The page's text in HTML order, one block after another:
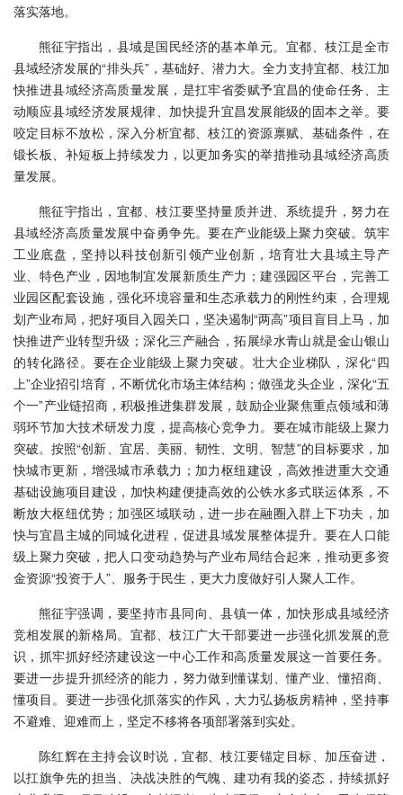
落实落地。
熊征宇指出，县域是国民经济的基本单元。宜都、枝江是全市
县域经济发展的“排头兵”，基础好、潜力大。全力支持宜都、枝江加
快推进县域经济高质量发展，是扛牢省委赋予宜昌的使命任务、主
动顺应县域经济发展规律、加快提升宜昌发展能级的固本之举。要
咬定目标不放松，深入分析宜都、枝江的资源禀赋、基础条件，在
锻长板、补短板上持续发力，以更加务实的举措推动县域经济高质
量发展。
熊征宇指出，宜都、枝江要坚持量质并进、系统提升，努力在
县域经济高质量发展中奋勇争先。要在产业能级上聚力突破。筑牢
工业底盘，坚持以科技创新引领产业创新，培育壮大县域主导产
业、特色产业，因地制宜发展新质生产力；建强园区平台，完善工
业园区配套设施，强化环境容量和生态承载力的刚性约束，合理规
划产业布局，把好项目入园关口，坚决遏制“两高”项目盲目上马，加
快推进产业转型升级；深化三产融合，拓展绿水青山就是金山银山
的转化路径。要在企业能级上聚力突破。壮大企业梯队，深化“四
上”企业招引培育，不断优化市场主体结构；做强龙头企业，深化“五
个一”产业链招商，积极推进集群发展，鼓励企业聚焦重点领域和薄
弱环节加大技术研发力度，提高核心竞争力。要在城市能级上聚力
突破。按照“创新、宜居、美丽、韧性、文明、智慧”的目标要求，加
快城市更新，增强城市承载力；加力枢纽建设，高效推进重大交通
基础设施项目建设，加快构建便捷高效的公铁水多式联运体系，不
断放大枢纽优势；加强区域联动，进一步在融圈入群上下功夫，加
快与宜昌主城的同城化进程，促进县域发展整体提升。要在人口能
级上聚力突破，把人口变动趋势与产业布局结合起来，推动更多资
金资源“投资于人”、服务于民生，更大力度做好引人聚人工作。
熊征宇强调，要坚持市县同向、县镇一体，加快形成县域经济
竞相发展的新格局。宜都、枝江广大干部要进一步强化抓发展的意
识，抓牢抓好经济建设这一中心工作和高质量发展这一首要任务。
要进一步提升抓经济的能力，努力做到懂谋划、懂产业、懂招商、
懂项目。要进一步强化抓落实的作风，大力弘扬板房精神，坚持事
不避难、迎难而上，坚定不移将各项部署落到实处。
陈红辉在主持会议时说，宜都、枝江要锚定目标、加压奋进，
以扛旗争先的担当、决战决胜的气魄、建功有我的姿态，持续抓好